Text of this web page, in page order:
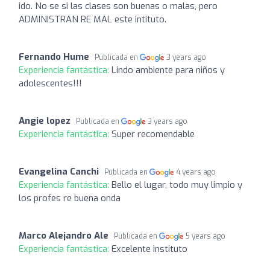
ido. No se si las clases son buenas o malas, pero
ADMINISTRAN RE MAL este intituto.
Fernando Hume Publicada en 3 years ago
Experiencia fantástica: Lindo ambiente para niños y
adolescentes!!!
Angie lopez Publicada en 3 years ago
Experiencia fantástica: Super recomendable
Evangelina Canchi Publicada en 4 years ago
Experiencia fantástica: Bello el lugar, todo muy limpio y
los profes re buena onda
Marco Alejandro Ale Publicada en 5 years ago
Experiencia fantástica: Excelente instituto